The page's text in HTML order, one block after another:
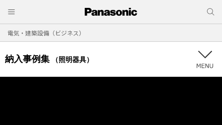
電気・建築設備（ビジネス）
納入事例集 （照明器具）